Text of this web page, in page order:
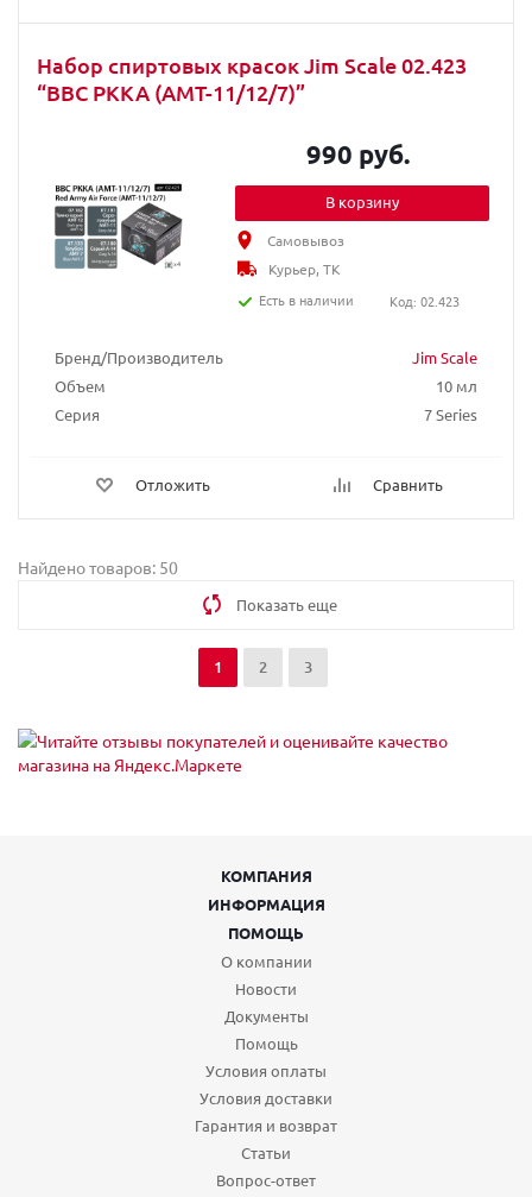
Набор спиртовых красок Jim Scale 02.423
“ВВС РККА (АМТ-11/12/7)”
Бренд/Производитель
Jim Scale
Объем
10 мл
Серия
7 Series
Отложить Сравнить
990 руб.
В корзину
Самовывоз
Курьер, ТК
Есть в наличии
Код: 02.423
Найдено товаров: 50
Показать еще
1 2 3
КОМПАНИЯ
ИНФОРМАЦИЯ
ПОМОЩЬ
О компании
Новости
Документы
Помощь
Условия оплаты
Условия доставки
Гарантия и возврат
Статьи
Вопрос-ответ